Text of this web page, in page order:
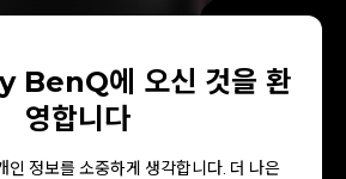
BenQ에 오신 것을 환
영합니다
인 정보를 소중하게 생각합니다. 더 나은
U2 with right-side curve